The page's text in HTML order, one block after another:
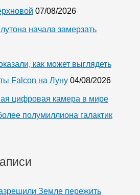
07/08/2026
начала замерзать
как может выглядеть
Falcon на Луну 04/08/2026
цифровая камера в мире
полумиллиона галактик
Земле пережить